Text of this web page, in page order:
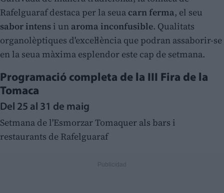
Rafelguaraf destaca per la seua carn ferma, el seu
sabor intens i un aroma inconfusible. Qualitats
organolèptiques d'excel·lència que podran assaborir-se
en la seua màxima esplendor este cap de setmana.
Programació completa de la III Fira de la
Tomaca
Del 25 al 31 de maig
Setmana de l'Esmorzar Tomaquer als bars i
restaurants de Rafelguaraf